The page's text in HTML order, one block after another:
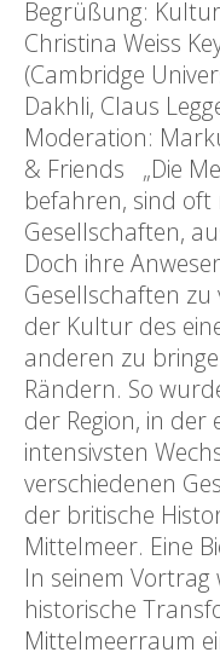
Begrüßung:
Christina Weiss
(Cambridge
Dakhli, Claus
Moderation:
& Friends „Die
befahren, sind
Gesellschaften,
Doch ihre
Gesellschaften
der Kultur des
anderen zu
Rändern. So
der Region, in der
intensivsten
verschiedenen
der britische
Mittelmeer. Eine
In seinem
historische
Mittelmeerraum